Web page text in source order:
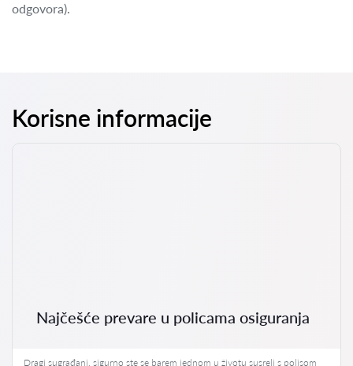
odgovora).
Korisne informacije
Najčešće prevare u policama osiguranja
Dragi sugrađani, sigurno ste se barem jednom u životu susreli s polisom